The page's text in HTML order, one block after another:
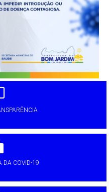
DA COVID-19